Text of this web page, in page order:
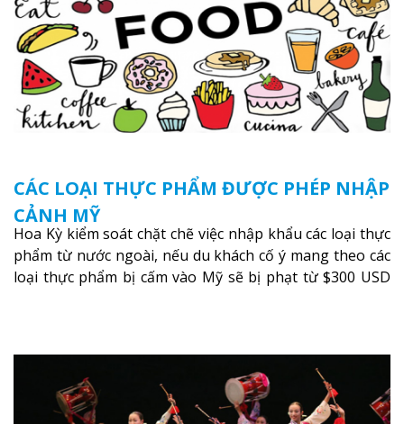
CÁC LOẠI THỰC PHẨM ĐƯỢC PHÉP NHẬP
CẢNH MỸ
Hoa Kỳ kiểm soát chặt chẽ việc nhập khẩu các loại thực
phẩm từ nước ngoài, nếu du khách cố ý mang theo các
loại thực phẩm bị cấm vào Mỹ sẽ bị phạt từ $300 USD